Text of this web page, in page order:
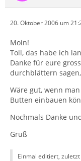
20. Oktober 2006 um
Moin!
Toll, das habe ich
Danke für eure
durchblättern sagen,
Wäre gut, wenn
Butten einbauen
Nochmals Danke
Gruß
Einmal editiert,